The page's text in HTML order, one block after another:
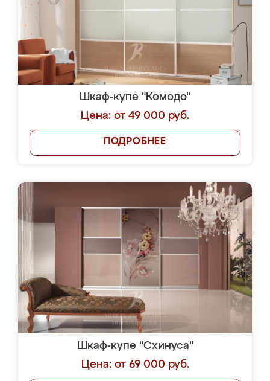
Шкаф-купе "Комодо"
Цена: от 49 000 руб.
ПОДРОБНЕЕ
Шкаф-купе "Схинуса"
Цена: от 69 000 руб.